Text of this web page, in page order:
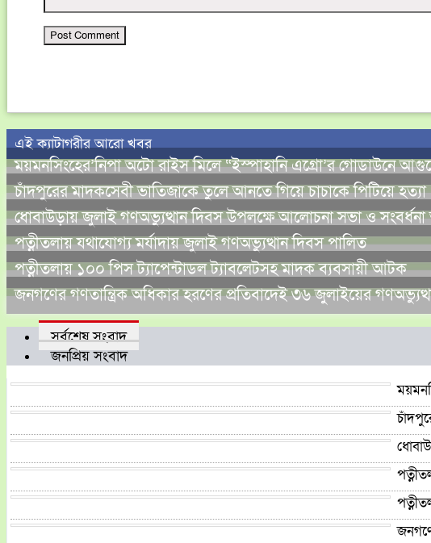
এই ক্যাটাগরীর আরো খবর
ময়মনসিংহের’নিপা অটো রাইস মিলে “ইস্পাহানি এগ্রো’র গোডাউনে
চাঁদপুরের মাদকসেবী ভাতিজাকে তুলে আনতে গিয়ে চাচাকে পিটিয়ে হত্যা
ধোবাউড়ায় জুলাই গণঅভ্যুত্থান দিবস উপলক্ষে আলোচনা সভা ও সংবর্ধনা
পত্নীতলায় যথাযোগ্য মর্যাদায় জুলাই গণঅভ্যুত্থান দিবস পালিত
পত্নীতলায় ১০০ পিস ট্যাপেন্টাডল ট্যাবলেটসহ মাদক ব্যবসায়ী আটক
জনগণের গণতান্ত্রিক অধিকার হরণের প্রতিবাদেই ৩৬ জুলাইয়ের
সর্বশেষ সংবাদ
জনপ্রিয় সংবাদ